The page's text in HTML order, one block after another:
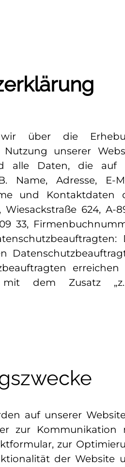
über die
unserer
alle Daten, die auf
Name, Adresse, E-
und Kontaktdaten
624, A-
33,
erreichen
mit dem Zusatz
auf unserer
zur Kommunikation
zur
der Website